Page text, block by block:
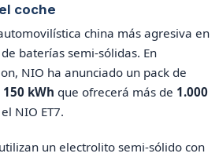
coche
china más agresiva en
baterías semi-sólidas. En
NIO ha anunciado un pack de
150 kWh que ofrecerá más de 1.000
NIO ET7.
un electrolito semi-sólido con